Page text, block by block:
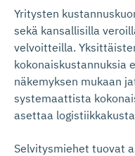
Yritysten
sekä kansallisilla
velvoitteilla.
kokonaiskustannuksia
näkemyksen mukaan
systemaattista
asettaa
Selvitysmiehet tuovat